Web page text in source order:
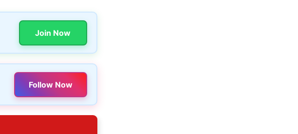
Join Now
Follow Now